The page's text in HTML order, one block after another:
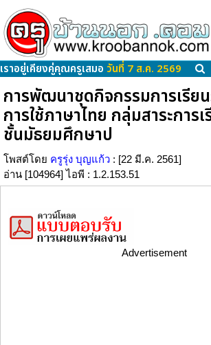
เราอยู่เคียงคู่คุณครูเสมอ วันที่ 7 ส.ค. 2569
การพัฒนาชุดกิจกรรมการเรีย
การใช้ภาษาไทย กลุ่มสาระการ
ชั้นมัธยมศึกษาป
โพสต์โดย ครูรุ่ง บุญแก้ว : [22 มี.ค. 2561]
อ่าน [104964] ไอพี : 1.2.153.51
Advertisement